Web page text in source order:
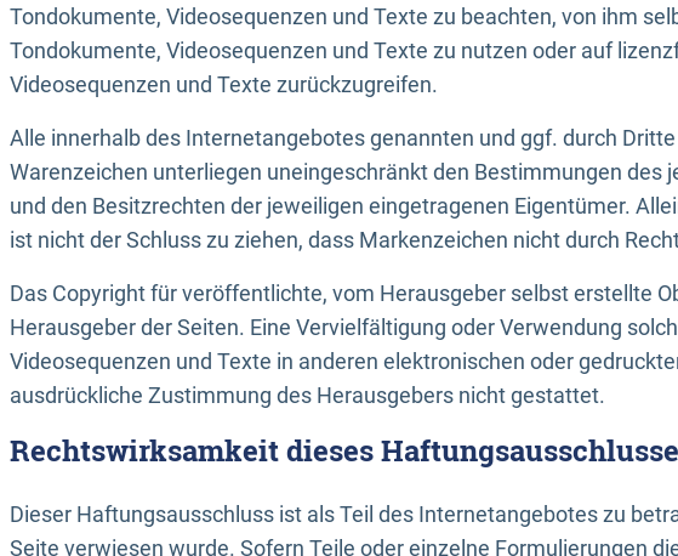
Tondokumente, Videosequenzen und Texte zu beachten, von ihm
Tondokumente, Videosequenzen und Texte zu nutzen oder auf
Videosequenzen und Texte zurückzugreifen.
Alle innerhalb des Internetangebotes genannten und ggf. durch
Warenzeichen unterliegen uneingeschränkt den Bestimmungen des
und den Besitzrechten der jeweiligen eingetragenen Eigentümer.
ist nicht der Schluss zu ziehen, dass Markenzeichen nicht durch
Das Copyright für veröffentlichte, vom Herausgeber selbst erstellte
Herausgeber der Seiten. Eine Vervielfältigung oder Verwendung
Videosequenzen und Texte in anderen elektronischen oder
ausdrückliche Zustimmung des Herausgebers nicht gestattet.
Rechtswirksamkeit dieses
Dieser Haftungsausschluss ist als Teil des Internetangebotes zu
Seite verwiesen wurde. Sofern Teile oder einzelne Formulierungen